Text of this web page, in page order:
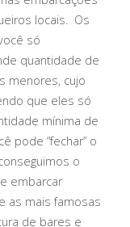
locais. Os
só
quantidade de
menores, cujo
que eles só
mínima de
pode “fechar” o
o
embarcar
as mais famosas
de bares e